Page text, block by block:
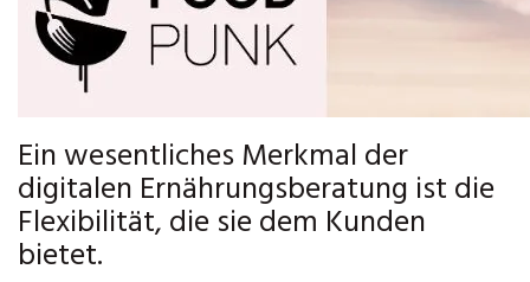
Ein wesentliches Merkmal der
digitalen Ernährungsberatung ist die
Flexibilität, die sie dem Kunden
bietet.